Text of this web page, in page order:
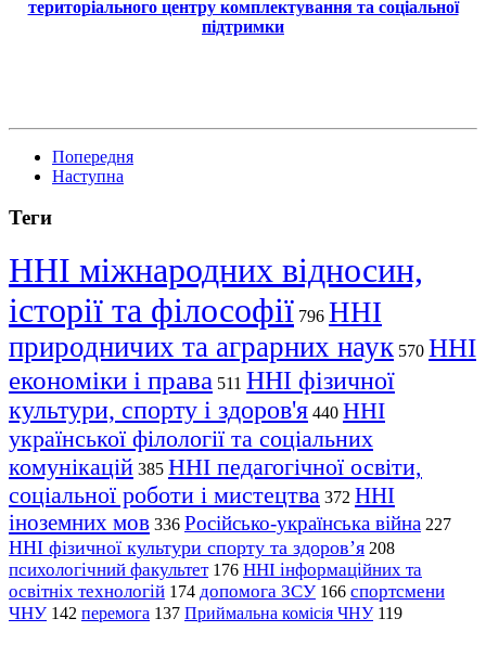
територіального центру комплектування та соціальної
підтримки
Попередня
Наступна
Теги
ННІ міжнародних відносин,
історії та філософії 796 ННІ
природничих та аграрних наук 570 ННІ
економіки і права 511 ННІ фізичної
культури, спорту і здоров'я 440 ННІ
української філології та соціальних
комунікацій 385 ННІ педагогічної освіти,
соціальної роботи і мистецтва 372 ННІ
іноземних мов 336 Російсько-українська війна 227
ННІ фізичної культури спорту та здоров’я 208
психологічний факультет 176 ННІ інформаційних та
освітніх технологій 174 допомога ЗСУ 166 спортсмени
ЧНУ 142 перемога 137 Приймальна комісія ЧНУ 119